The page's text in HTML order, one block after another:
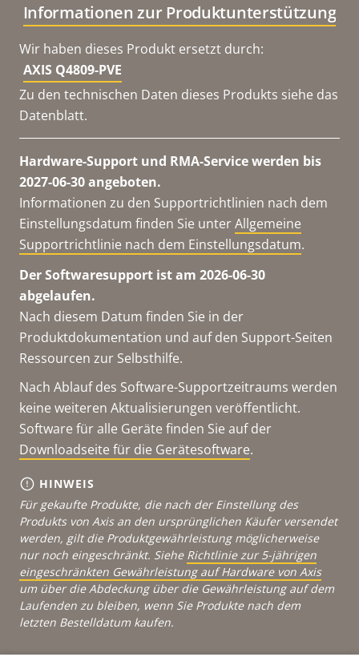
Informationen zur Produktunterstützung
Wir haben dieses Produkt ersetzt durch:
AXIS Q4809-PVE
Zu den technischen Daten dieses Produkts siehe das
Datenblatt.
Hardware-Support und RMA-Service werden bis
2027-06-30 angeboten.
Informationen zu den Supportrichtlinien nach dem
Einstellungsdatum finden Sie unterAllgemeine
Supportrichtlinie nach dem Einstellungsdatum.
Der Softwaresupport ist am 2026-06-30
abgelaufen.
Nach diesem Datum finden Sie in der
Produktdokumentation und auf den Support-Seiten
Ressourcen zur Selbsthilfe.
Nach Ablauf des Software-Supportzeitraums werden
keine weiteren Aktualisierungen veröffentlicht.
Software für alle Geräte finden Sie auf der
Downloadseite für die Gerätesoftware.
HINWEIS
Für gekaufte Produkte, die nach der Einstellung des
Produkts von Axis an den ursprünglichen Käufer versendet
werden, gilt die Produktgewährleistung möglicherweise
nur noch eingeschränkt. Siehe Richtlinie zur 5-jährigen
eingeschränkten Gewährleistung auf Hardware von Axis
um über die Abdeckung über die Gewährleistung auf dem
Laufenden zu bleiben, wenn Sie Produkte nach dem
letzten Bestelldatum kaufen.